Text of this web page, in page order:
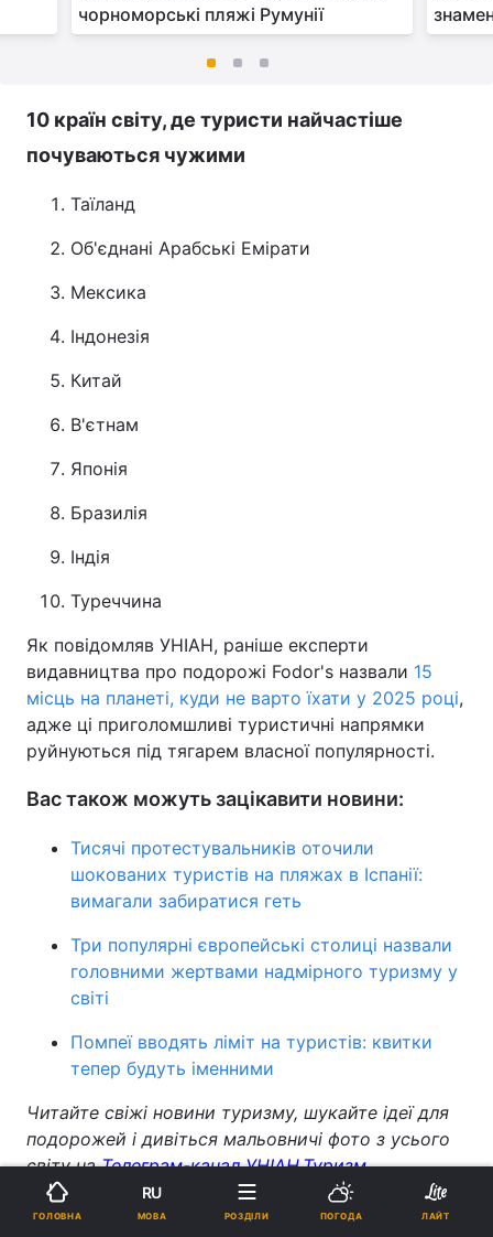
чорноморські пляжі Румунії
10 країн світу, де туристи найчастіше
почуваються чужими
Таїланд
Об'єднані Арабські Емірати
Мексика
Індонезія
Китай
В'єтнам
Японія
Бразилія
Індія
Туреччина
Як повідомляв УНІАН, раніше експерти
видавництва про подорожі Fodor's назвали 15
місць на планеті, куди не варто їхати у 2025 році,
адже ці приголомшливі туристичні напрямки
руйнуються під тягарем власної популярності.
Вас також можуть зацікавити новини:
Тисячі протестувальників оточили
шокованих туристів на пляжах в Іспанії:
вимагали забиратися геть
Три популярні європейські столиці назвали
головними жертвами надмірного туризму у
світі
Помпеї вводять ліміт на туристів: квитки
тепер будуть іменними
Читайте свіжі новини туризму, шукайте ідеї для
подорожей і дивіться мальовничі фото з усього
світу наТелеграм-канал УНІАН.Туризм.
Таїланд
ГОЛОВНА
RU
МОВА РОЗДІЛИ ПОГОДА ЛАЙТ